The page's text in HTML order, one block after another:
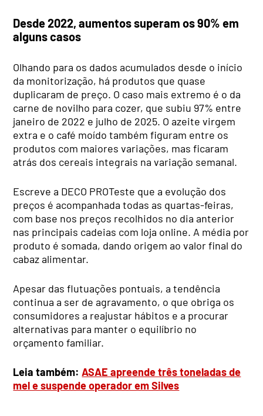
Desde 2022, aumentos superam os 90% em
alguns casos
Olhando para os dados acumulados desde o início
da monitorização, há produtos que quase
duplicaram de preço. O caso mais extremo é o da
carne de novilho para cozer, que subiu 97% entre
janeiro de 2022 e julho de 2025. O azeite virgem
extra e o café moído também figuram entre os
produtos com maiores variações, mas ficaram
atrás dos cereais integrais na variação semanal.
Escreve a DECO PROTeste que a evolução dos
preços é acompanhada todas as quartas-feiras,
com base nos preços recolhidos no dia anterior
nas principais cadeias com loja online. A média por
produto é somada, dando origem ao valor final do
cabaz alimentar.
Apesar das flutuações pontuais, a tendência
continua a ser de agravamento, o que obriga os
consumidores a reajustar hábitos e a procurar
alternativas para manter o equilíbrio no
orçamento familiar.
Leia também:ASAE apreende três toneladas de
mel e suspende operador em Silves